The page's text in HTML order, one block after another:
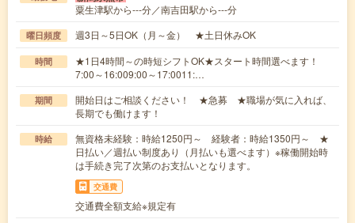
粟生津駅から---分／南吉田駅から---分
曜日頻度 週3日～5日OK（月～金） ★土日休みOK
時間
★1日4時間～の時短シフトOK★スタート時間選べます！
7:00～16:009:00～17:0011:…
期間
開始日はご相談ください！ ★急募 ★職場が気に入れば、
長期でも働けます！
時給
無資格未経験：時給1250円～ 経験者：時給1350円～ ★
日払い／週払い制度あり（月払いも選べます）※稼働開始時
は手続き完了次第のお支払いとなります。
交通費
交通費全額支給※規定有